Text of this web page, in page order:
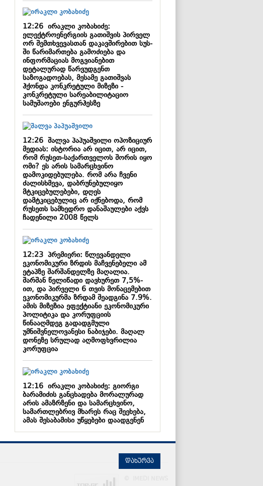
12:26ირაკლი კობახიძე:
ელექტროენერგიის გათიშვის პირველ
ორ შემთხვევასთან დაკავშირებით სუს-
ში წარიმართება გამოძიება და
ინფორმაციას მოგვიანებით
დეტალურად წარვუდგენთ
საზოგადოებას, მესამე გათიშვას
ჰქონდა კონკრეტული მიზეზი -
კონკრეტული სარეაბილიტაციო
სამუშაოები ენგურჰესზე
12:26შალვა პაპუაშვილი ოპოზიციურ
მედიას: ისტორია არ იცით, არ იცით,
რომ რუსეთ-საქართველოს შორის იყო
ომი? ეს არის სამარცხვინო
დამოკიდებულება. რომ არა ჩვენი
ძალისხმევა, დაბრუნებულიყო
მტკიცებულებები, დღეს
დამტკიცებულიც არ იქნებოდა, რომ
რუსეთს სამხედრო დანაშაულები აქვს
ჩადენილი 2008 წელს
12:23პრემიერი: წლევანდელი
ეკონომიკური ზრდის მაჩვენებელი ამ
ეტაპზე შარშანდელზე მაღალია.
შარშან წელიწადი დავხურეთ 7,5%-
ით, და პირველი 6 თვის მონაცემებით
ეკონომიკურმა ზრდამ შეადგინა 7.9%.
ამის მიზეზია ეფექტიანი ეკონომიკური
პოლიტიკა და კორუფციის
წინააღმდეგ გადადგმული
უმნიშვნელოვანესი ნაბიჯები. მაღალ
დონეზე სრულად აღმოფხვრილია
კორუფცია
12:16ირაკლი კობახიძე: გიორგი
ბარამიძის განცხადება მორალურად
არის ამაზრზენი და სამარცხვინო,
სამართლებრივ მხარეს რაც შეეხება,
ამას შესაბამისი უწყებები დაადგენენ
დახურვა